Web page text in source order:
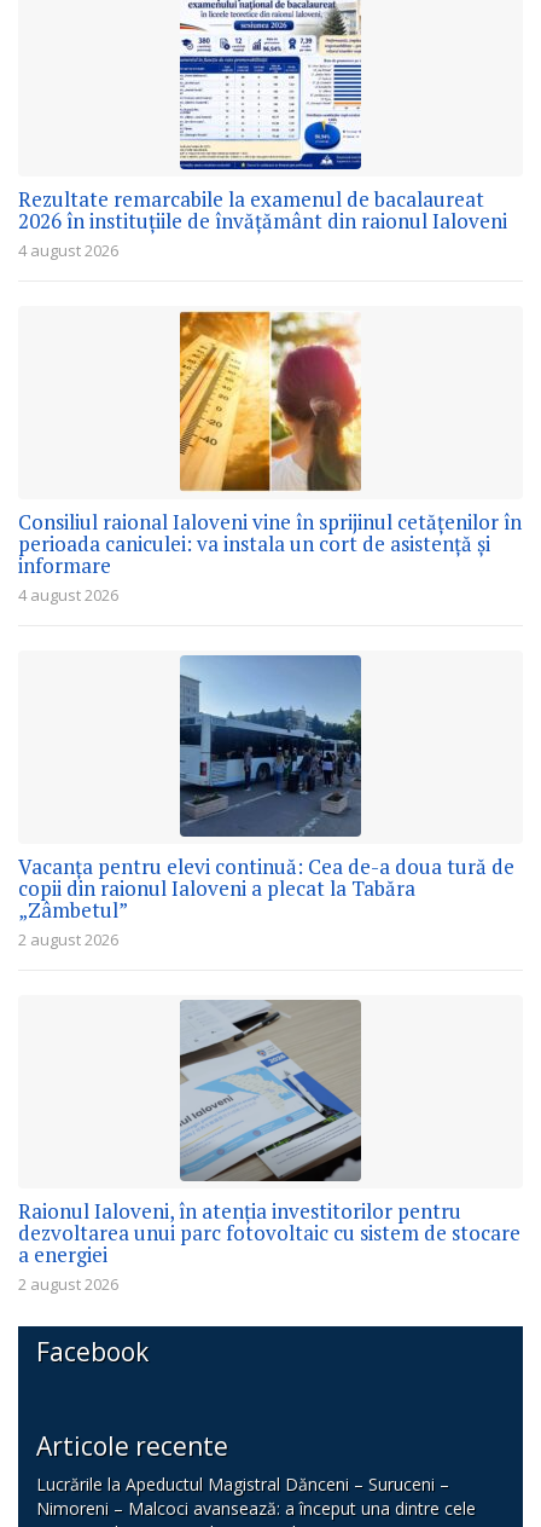
Rezultate remarcabile la examenul de bacalaureat
2026 în instituțiile de învățământ din raionul Ialoveni
4 august 2026
Consiliul raional Ialoveni vine în sprijinul cetățenilor în
perioada caniculei: va instala un cort de asistență și
informare
4 august 2026
Vacanța pentru elevi continuă: Cea de-a doua tură de
copii din raionul Ialoveni a plecat la Tabăra
„Zâmbetul”
2 august 2026
Raionul Ialoveni, în atenția investitorilor pentru
dezvoltarea unui parc fotovoltaic cu sistem de stocare
a energiei
2 august 2026
Facebook
Articole recente
Lucrările la Apeductul Magistral Dănceni – Suruceni –
Nimoreni – Malcoci avansează: a început una dintre cele